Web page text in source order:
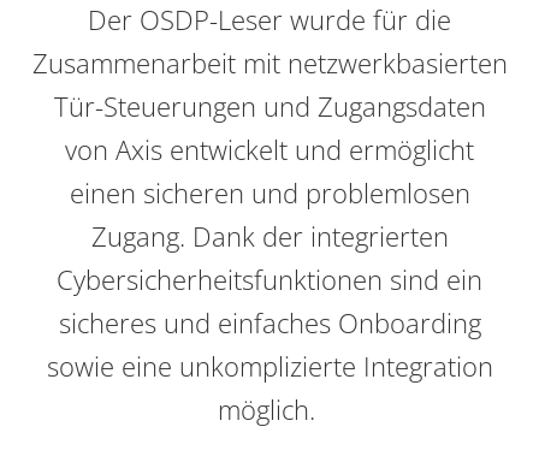
Der OSDP-Leser wurde für die
Zusammenarbeit mit netzwerkbasierten
Tür-Steuerungen und Zugangsdaten
von Axis entwickelt und ermöglicht
einen sicheren und problemlosen
Zugang. Dank der integrierten
Cybersicherheitsfunktionen sind ein
sicheres und einfaches Onboarding
sowie eine unkomplizierte Integration
möglich.